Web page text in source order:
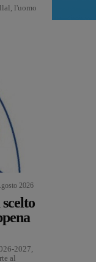
l'uomo
2026
2027,
al